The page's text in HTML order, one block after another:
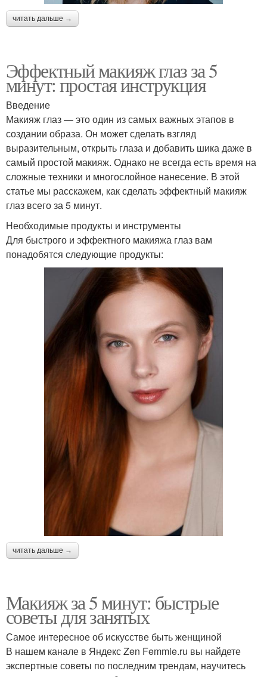
читать дальше →
Эффектный макияж глаз за 5
минут: простая инструкция
Введение
Макияж глаз — это один из самых важных этапов в
создании образа. Он может сделать взгляд
выразительным, открыть глаза и добавить шика даже в
самый простой макияж. Однако не всегда есть время на
сложные техники и многослойное нанесение. В этой
статье мы расскажем, как сделать эффектный макияж
глаз всего за 5 минут.
Необходимые продукты и инструменты
Для быстрого и эффектного макияжа глаз вам
понадобятся следующие продукты:
читать дальше →
Макияж за 5 минут: быстрые
советы для занятых
Самое интересное об искусстве быть женщиной
В нашем канале в Яндекс Zen Femmie.ru вы найдете
экспертные советы по последним трендам, научитесь